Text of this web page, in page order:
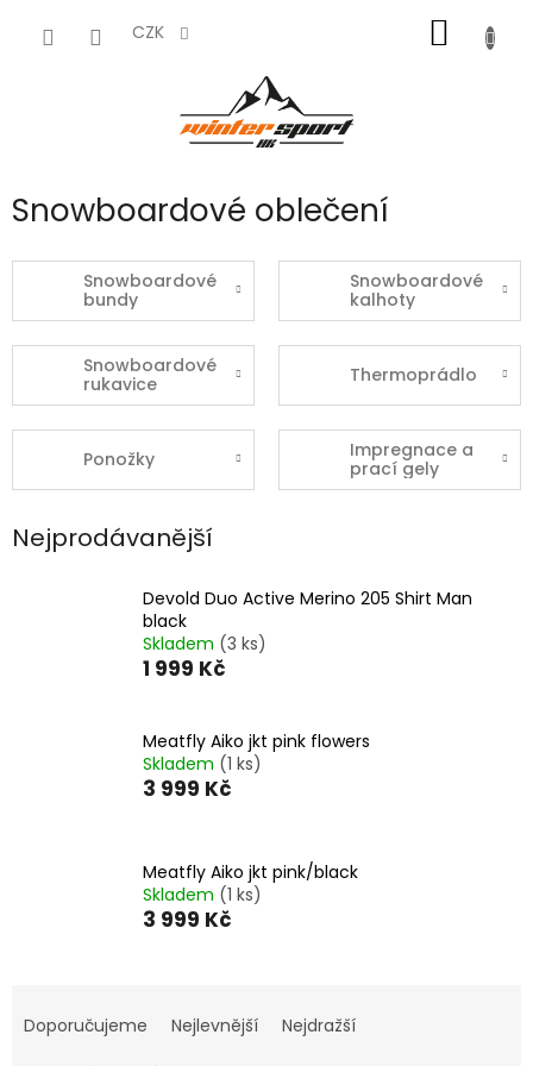
CZK
KOŠÍK
Snowboardové oblečení
Snowboardové
bundy
Snowboardové
kalhoty
Snowboardové
rukavice
Thermoprádlo
Ponožky
Impregnace a
prací gely
Nejprodávanější
Devold Duo Active Merino 205 Shirt Man
black
Skladem (3 ks)
1 999 Kč
Meatfly Aiko jkt pink flowers
Skladem (1 ks)
3 999 Kč
Meatfly Aiko jkt pink/black
Skladem (1 ks)
3 999 Kč
aDoporučujeme Nejlevnější
Nejdražší